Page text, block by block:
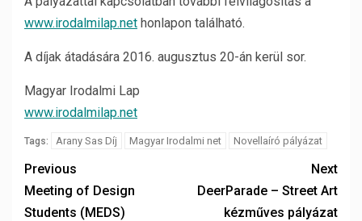
www.irodalmilap.net honlapon található.
A díjak átadására 2016. augusztus 20-án kerül sor.
Magyar Irodalmi Lap
www.irodalmilap.net
Tags: Arany Sas Díj Magyar Irodalmi net Novellaíró pályázat
Previous
Meeting of Design
Students (MEDS)
Next
DeerParade – Street Art
kézműves pályázat